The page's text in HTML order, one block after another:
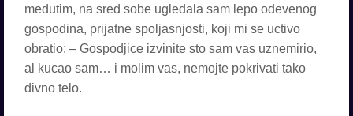
medutim, na sred sobe ugledala sam lepo odevenog
gospodina, prijatne spoljasnjosti, koji mi se uctivo
obratio: – Gospodjice izvinite sto sam vas uznemirio,
al kucao sam… i molim vas, nemojte pokrivati tako
divno telo.